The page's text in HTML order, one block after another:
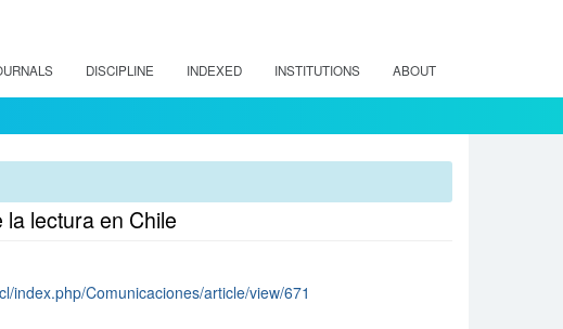
DISCIPLINE INDEXED INSTITUTIONS ABOUT
lectura en Chile
index.php/Comunicaciones/article/view/671